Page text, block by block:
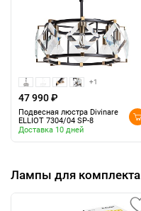
+1
47 990 ₽
Подвесная люстра Divinare
ELLIOT 7304/04 SP-8
Доставка 10 дней
Лампы для комплекта